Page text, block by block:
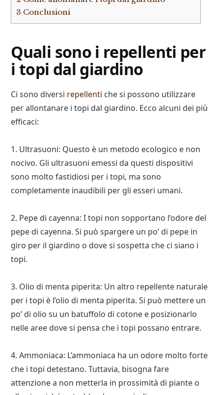
3 Conclusioni
Quali sono i repellenti per
i topi dal giardino
Ci sono diversi repellenti che si possono utilizzare
per allontanare i topi dal giardino. Ecco alcuni dei più
efficaci:
1. Ultrasuoni: Questo è un metodo ecologico e non
nocivo. Gli ultrasuoni emessi da questi dispositivi
sono molto fastidiosi per i topi, ma sono
completamente inaudibili per gli esseri umani.
2. Pepe di cayenna: I topi non sopportano l’odore del
pepe di cayenna. Si può spargere un po’ di pepe in
giro per il giardino o dove si sospetta che ci siano i
topi.
3. Olio di menta piperita: Un altro repellente naturale
per i topi è l’olio di menta piperita. Si può mettere un
po’ di olio su un batuffolo di cotone e posizionarlo
nelle aree dove si pensa che i topi possano entrare.
4. Ammoniaca: L’ammoniaca ha un odore molto forte
che i topi detestano. Tuttavia, bisogna fare
attenzione a non metterla in prossimità di piante o